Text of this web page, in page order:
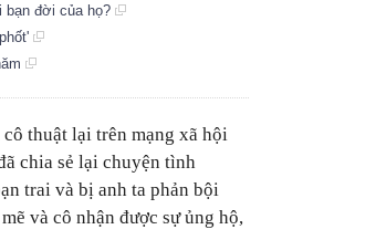
bạn đời của họ?
thuật lại trên mạng xã hội
chia sẻ lại chuyện tình
trai và bị anh ta phản bội
và cô nhận được sự ủng hộ,